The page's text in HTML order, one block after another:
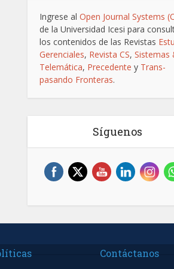
Ingrese al Open Journal Systems
de la Universidad Icesi para
los contenidos de las Revistas
Gerenciales, Revista CS, Sistemas
Telemática, Precedente y Trans-
pasando Fronteras.
Síguenos
Contáctanos